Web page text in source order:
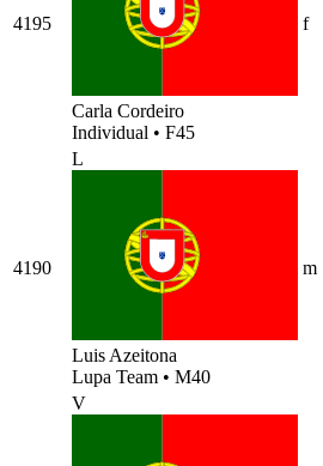
4195
Carla Cordeiro
Individual • F45
f
4190
L
Luis Azeitona
Lupa Team • M40
m
V